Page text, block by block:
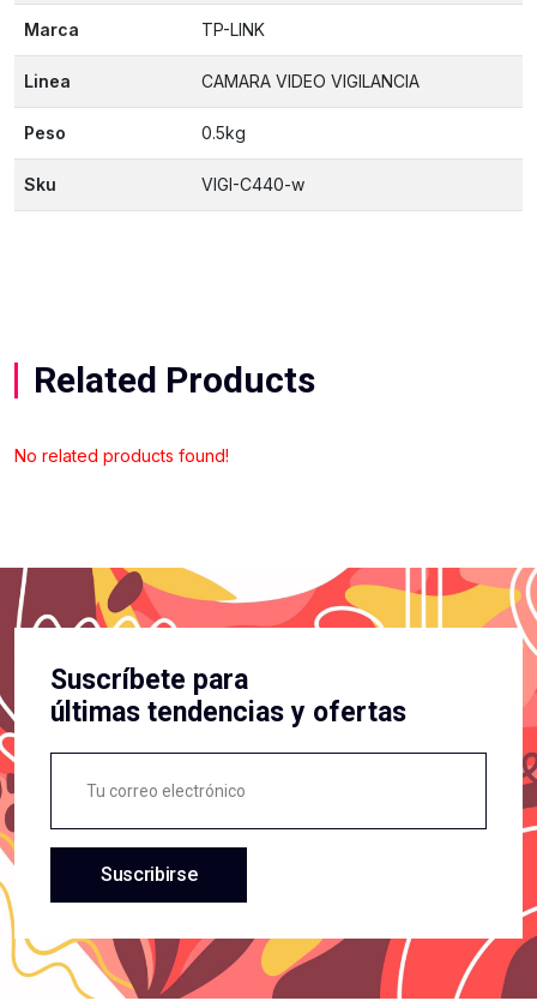
Marca TP-LINK
Linea CAMARA VIDEO VIGILANCIA
Peso 0.5kg
Sku VIGI-C440-w
Related Products
No related products found!
Suscríbete para
últimas tendencias y ofertas
Suscribirse